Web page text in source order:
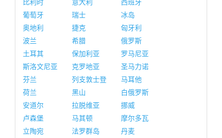
比利时
意大利
西班牙
葡萄牙
瑞士
冰岛
奥地利
捷克
匈牙利
波兰
希腊
俄罗斯
土耳其
保加利亚
罗马尼亚
斯洛文尼亚
克罗地亚
圣马力诺
芬兰
列支敦士登
马耳他
荷兰
黑山
白俄罗斯
安道尔
拉脱维亚
挪威
卢森堡
马其顿
摩尔多瓦
立陶宛
法罗群岛
丹麦